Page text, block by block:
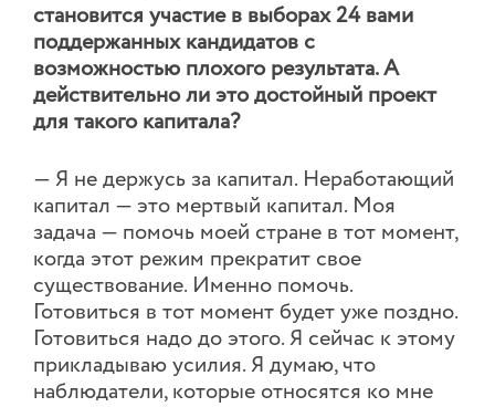
становится участие в выборах 24 вами
поддержанных кандидатов с
возможностью плохого результата. А
действительно ли это достойный проект
для такого капитала?
— Я не держусь за капитал. Неработающий
капитал — это мертвый капитал. Моя
задача — помочь моей стране в тот момент,
когда этот режим прекратит свое
существование. Именно помочь.
Готовиться в тот момент будет уже поздно.
Готовиться надо до этого. Я сейчас к этому
прикладываю усилия. Я думаю, что
наблюдатели, которые относятся ко мне